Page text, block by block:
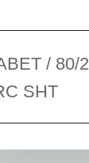
/ 80/2
SHT